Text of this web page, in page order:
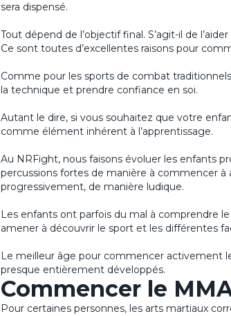
sera dispensé.
Tout dépend de l’objectif final. S’agit-il de
Ce sont toutes d’excellentes raisons pour
Comme pour les sports de combat
la technique et prendre confiance en soi.
Autant le dire, si vous souhaitez que votre
comme élément inhérent à l’apprentissage.
Au NRFight, nous faisons évoluer les enfants
percussions fortes de manière à commencer à
progressivement, de manière ludique.
Les enfants ont parfois du mal à comprendre
amener à découvrir le sport et les différentes
Le meilleur âge pour commencer activement
presque entièrement développés.
Commencer le
Pour certaines personnes, les arts martiaux